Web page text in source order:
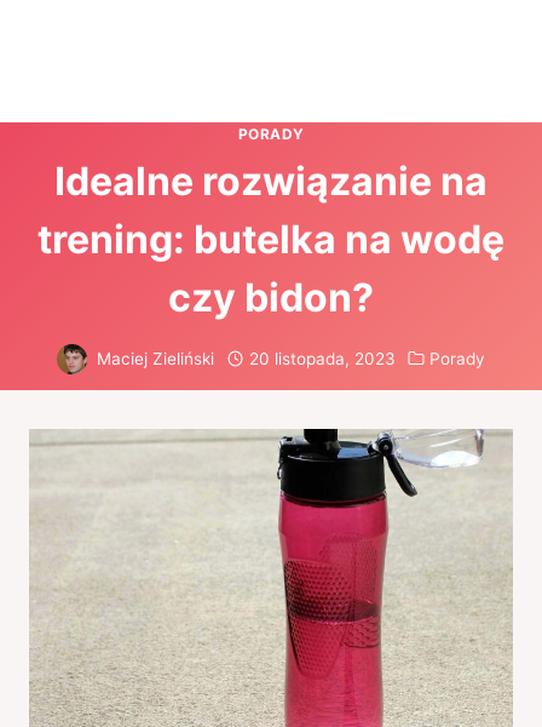
PORADY
Idealne rozwiązanie na
trening: butelka na wodę
czy bidon?
Maciej Zieliński 20 listopada, 2023 Porady